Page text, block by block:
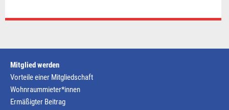
Mitglied werden
Vorteile einer Mitgliedschaft
Wohnraummieter*innen
Ermäßigter Beitrag